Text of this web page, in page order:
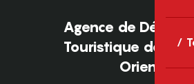
Agence de
Touristique des
Orientales